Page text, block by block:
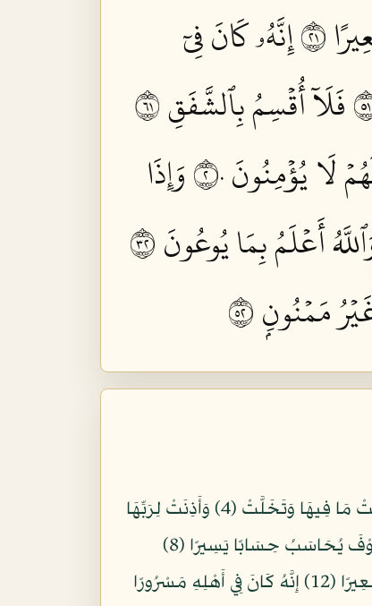
١٢
إِنَّهُۥ كَانَ فِيٓ
فَلَآ أُقۡسِمُ بِٱلشَّفَقِ ١٦
لَا يُؤۡمِنُونَ ٢٠
وَإِذَا
أَعۡلَمُ بِمَا يُوعُونَ ٢٣
مَمۡنُونِۭ ٢٥
بِسْمِ اللّهِ الرَّحْمنِ الرَّحِيمِ إِذَا السَّمَاء انشَقَّتْ (1) وَأَذِنَتْ لِرَبِّهَا وَحُقَّتْ (2) وَإِذَا الْأَرْضُ مُدَّتْ (3) وَأَلْقَتْ مَا فِيهَا وَتَخَلَّتْ (4) وَأَذِنَتْ لِرَبِّهَا
وَحُقَّتْ (5) يَا أَيُّهَا الْإِنسَانُ إِنَّكَ كَادِحٌ إِلَى رَبِّكَ كَدْحًا فَمُلَاقِيهِ (6) فَأَمَّا مَنْ أُوتِيَ كِتَابَهُ بِيَمِينِهِ (7) فَسَوْفَ يُحَاسَبُ حِسَابًا يَسِيرًا (8)
وَيَنقَلِبُ إِلَى أَهْلِهِ مَسْرُورًا (9) وَأَمَّا مَنْ أُوتِيَ كِتَابَهُ وَرَاء ظَهْرِهِ (10) فَسَوْفَ يَدْعُو ثُبُورًا (11) وَيَصْلَى سَعِيرًا (12) إِنَّهُ كَانَ فِي أَهْلِهِ مَسْرُورًا